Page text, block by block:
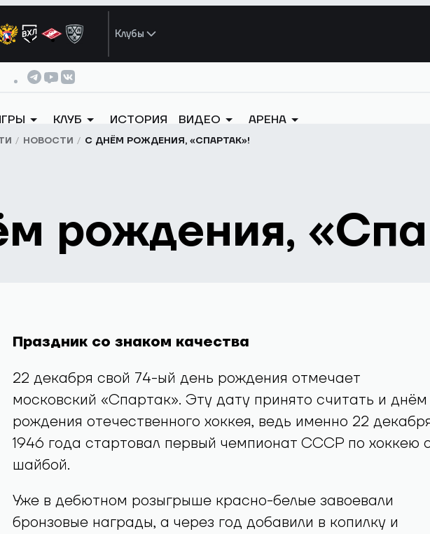
Клубы
КЛУБ ИСТОРИЯ ВИДЕО АРЕНА
НОВОСТИ С ДНЁМ РОЖДЕНИЯ, «СПАРТАК»!
рождения,
Праздник со знаком качества
22 декабря свой 74-ый день рождения отмечает
московский «Спартак». Эту дату принято считать и днём
рождения отечественного хоккея, ведь именно 22
1946 года стартовал первый чемпионат СССР по хоккею
шайбой.
Уже в дебютном розыгрыше красно-белые завоевали
бронзовые награды, а через год добавили в копилку и